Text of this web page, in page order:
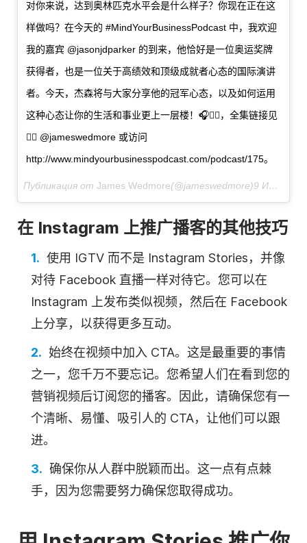
对你来说，达到奥林匹克水平会是什么样子？你现在正在这
样做吗？在今天的 #MindYourBusinessPodcast 中，我欢迎
我的嘉宾 @jasonjdparker 的到来，他恰好是一位奥运奖牌
获得者，也是一位关于高绩效和顶级成就者心态的国际演讲
者。今天，杰森将与大家分享他的冠军心态，以及如何运用
这种心态让你的生活和事业更上一层楼！🎧👇🏻，全集链接见
👉🏻 @jameswedmore 或访问
http://www.mindyourbusinesspodcast.com/podcast/175。
Публикация от James Wedmore(@jameswedmore)9 Июл 2018 в 10:21 PDT
在 Instagram 上推广播客的其他技巧
使用 IGTV 而不是 Instagram Stories，并像
对待 Facebook 直播一样对待它。您可以在
Instagram 上发布类似视频，然后在 Facebook
上分享，以获得更多互动。
始终在视频中加入 CTA。这是最重要的事情
之一，您千万不要忘记。您希望人们在看到您的
营销视频后订阅您的播客。因此，请确保您有一
个清晰、易懂、吸引人的 CTA，让他们可以跟
进。
确保你从人群中脱颖而出。这一点有点棘
手，因为您需要努力确保您取得成功。